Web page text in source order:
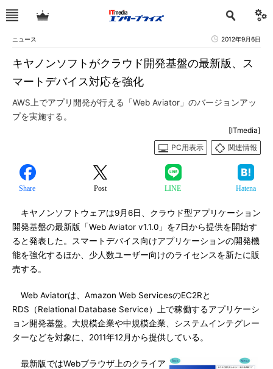
ニュース 2012年9月6日
キヤノンソフトがクラウド開発基盤の最新版、ス
マートデバイス対応を強化
AWS上でアプリ開発が行える「Web Aviator」のバージョンアッ
プを実施する。
[ITmedia]
PC用表示
関連情報
Share Post LINE Hatena
キヤノンソフトウェアは9月6日、クラウド型アプリケーション
開発基盤の最新版「Web Aviator v1.1.0」を7日から提供を開始す
ると発表した。スマートデバイス向けアプリケーションの開発機
能を強化するほか、少人数ユーザー向けのライセンスを新たに販
売する。
Web Aviatorは、Amazon Web ServicesのEC2Rと
RDS（Relational Database Service）上で稼働するアプリケーシ
ョン開発基盤。大規模企業や中規模企業、システムインテグレー
ターなどを対象に、2011年12月から提供している。
最新版ではWebブラウザ上のクライア